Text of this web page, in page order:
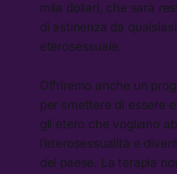
mila dollari, che sarà
di astinenza da
eterosessuale.
Offriremo anche un
per smettere di essere
gli etero che vogliano
l’eterosessualità e
del paese. La terapia